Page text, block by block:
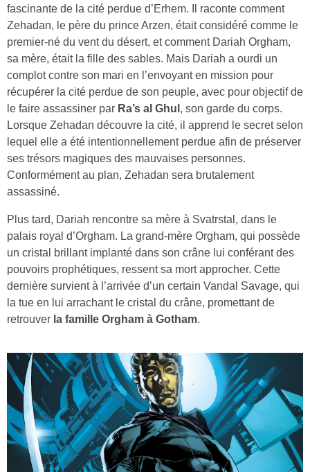
fascinante de la cité perdue d’Erhem. Il raconte comment
Zehadan, le père du prince Arzen, était considéré comme le
premier-né du vent du désert, et comment Dariah Orgham,
sa mère, était la fille des sables. Mais Dariah a ourdi un
complot contre son mari en l’envoyant en mission pour
récupérer la cité perdue de son peuple, avec pour objectif de
le faire assassiner par Ra’s al Ghul , son garde du corps.
Lorsque Zehadan découvre la cité, il apprend le secret selon
lequel elle a été intentionnellement perdue afin de préserver
ses trésors magiques des mauvaises personnes.
Conformément au plan, Zehadan sera brutalement
assassiné.
Plus tard, Dariah rencontre sa mère à Svatrstal, dans le
palais royal d’Orgham. La grand-mère Orgham, qui possède
un cristal brillant implanté dans son crâne lui conférant des
pouvoirs prophétiques, ressent sa mort approcher. Cette
dernière survient à l’arrivée d’un certain Vandal Savage, qui
la tue en lui arrachant le cristal du crâne, promettant de
retrouver la famille Orgham à Gotham.